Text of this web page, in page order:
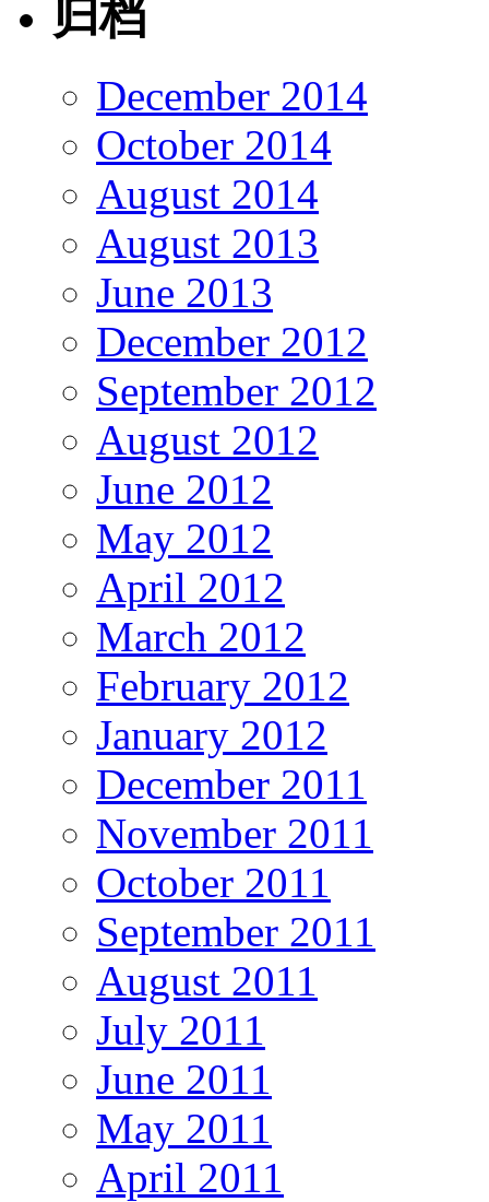
归档
December 2014
October 2014
August 2014
August 2013
June 2013
December 2012
September 2012
August 2012
June 2012
May 2012
April 2012
March 2012
February 2012
January 2012
December 2011
November 2011
October 2011
September 2011
August 2011
July 2011
June 2011
May 2011
April 2011